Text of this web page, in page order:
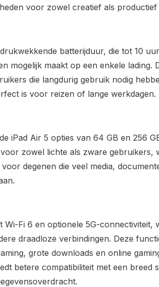
voor zowel creatief als
batterijduur, die tot 10
mogelijk maakt op een enkele lading.
die langdurig gebruik nodig
is voor reizen of lange werkdagen.
iPad Air 5 opties van 64 GB en 256
zowel lichte als zware gebruikers,
degenen die veel media,
Wi-Fi 6 en optionele 5G-connectiviteit,
draadloze verbindingen. Deze
grote downloads en online
betere compatibiliteit met een breed